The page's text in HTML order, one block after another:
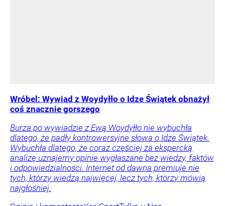
Wróbel: Wywiad z Woydyłło o Idze Świątek obnażył
coś znacznie gorszego
Burza po wywiadzie z Ewą Woydyłło nie wybuchła
dlatego, że padły kontrowersyjne słowa o Idze Świątek.
Wybuchła dlatego, że coraz częściej za ekspercką
analizę uznajemy opinie wygłaszane bez wiedzy, faktów
i odpowiedzialności. Internet od dawna premiuje nie
tych, którzy wiedzą najwięcej, lecz tych, którzy mówią
najgłośniej.